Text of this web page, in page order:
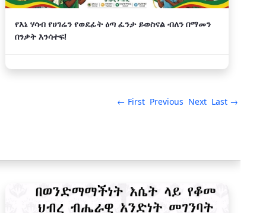
የእኔ ሃሳብ የሀገሬን የወደፊት ዕጣ ፈንታ ይወስናል ብለን በማመን
በንቃት እንሳተፍ!
← First Previous Next Last →